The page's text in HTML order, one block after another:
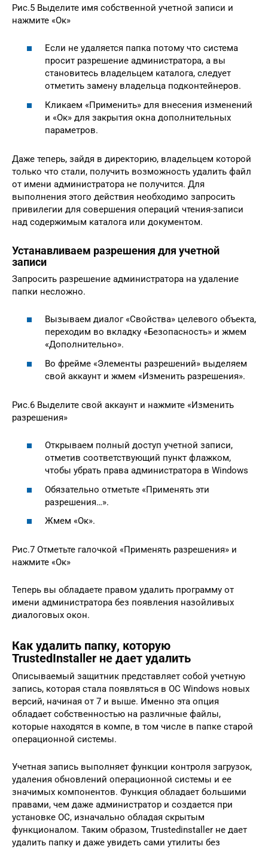
Рис.5 Выделите имя собственной учетной записи и
нажмите «Ок»
Если не удаляется папка потому что система
просит разрешение администратора, а вы
становитесь владельцем каталога, следует
отметить замену владельца подконтейнеров.
Кликаем «Применить» для внесения изменений
и «Ок» для закрытия окна дополнительных
параметров.
Даже теперь, зайдя в директорию, владельцем которой
только что стали, получить возможность удалить файл
от имени администратора не получится. Для
выполнения этого действия необходимо запросить
привилегии для совершения операций чтения-записи
над содержимым каталога или документом.
Устанавливаем разрешения для учетной
записи
Запросить разрешение администратора на удаление
папки несложно.
Вызываем диалог «Свойства» целевого объекта,
переходим во вкладку «Безопасность» и жмем
«Дополнительно».
Во фрейме «Элементы разрешений» выделяем
свой аккаунт и жмем «Изменить разрешения».
Рис.6 Выделите свой аккаунт и нажмите «Изменить
разрешения»
Открываем полный доступ учетной записи,
отметив соответствующий пункт флажком,
чтобы убрать права администратора в Windows
Обязательно отметьте «Применять эти
разрешения…».
Жмем «Ок».
Рис.7 Отметьте галочкой «Применять разрешения» и
нажмите «Ок»
Теперь вы обладаете правом удалить программу от
имени администратора без появления назойливых
диалоговых окон.
Как удалить папку, которую
TrustedInstaller не дает удалить
Описываемый защитник представляет собой учетную
запись, которая стала появляться в ОС Windows новых
версий, начиная от 7 и выше. Именно эта опция
обладает собственностью на различные файлы,
которые находятся в компе, в том числе в папке старой
операционной системы.
Учетная запись выполняет функции контроля загрузок,
удаления обновлений операционной системы и ее
значимых компонентов. Функция обладает большими
правами, чем даже администратор и создается при
установке ОС, изначально обладая скрытым
функционалом. Таким образом, Trustedinstaller не дает
удалить папку и даже увидеть сами утилиты без